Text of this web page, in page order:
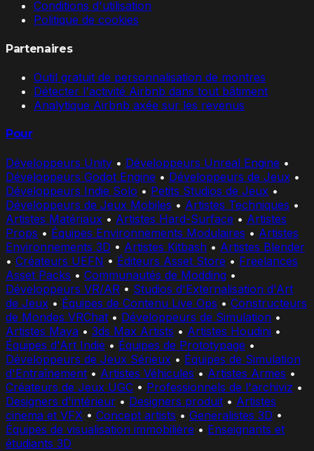
Conditions d'utilisation
Politique de cookies
Partenaires
Outil gratuit de personnalisation de montres
Détecter l'activité Airbnb dans tout bâtiment
Analytique Airbnb axée sur les revenus
Pour
Développeurs Unity • Développeurs Unreal Engine •
Développeurs Godot Engine • Développeurs de Jeux •
Développeurs Indie Solo • Petits Studios de Jeux •
Développeurs de Jeux Mobiles • Artistes Techniques •
Artistes Matériaux • Artistes Hard-Surface • Artistes
Props • Équipes Environnements Modulaires • Artistes
Environnements 3D • Artistes Kitbash • Artistes Blender
• Créateurs UEFN • Éditeurs Asset Store • Freelances
Asset Packs • Communautés de Modding •
Développeurs VR/AR • Studios d'Externalisation d'Art
de Jeux • Équipes de Contenu Live Ops • Constructeurs
de Mondes VRChat • Développeurs de Simulation •
Artistes Maya • 3ds Max Artists • Artistes Houdini •
Équipes d'Art Indie • Équipes de Prototypage •
Développeurs de Jeux Sérieux • Équipes de Simulation
d'Entraînement • Artistes Véhicules • Artistes Armes •
Créateurs de Jeux UGC • Professionnels de l'archiviz •
Designers d'intérieur • Designers produit • Artistes
cinema et VFX • Concept artists • Generalistes 3D •
Équipes de visualisation immobilière • Enseignants et
étudiants 3D